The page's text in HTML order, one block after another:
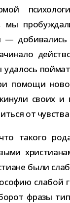
—
уда­лось
помощи
своих и
от
такого
были
сла­бой
фразы